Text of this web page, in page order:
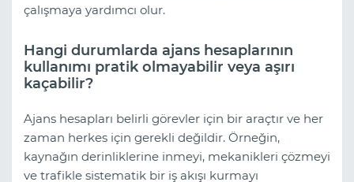
çalışmaya yardımcı olur.
Hangi durumlarda ajans hesaplarının
kullanımı pratik olmayabilir veya aşırı
kaçabilir?
Ajans hesapları belirli görevler için bir araçtır ve her
zaman herkes için gerekli değildir. Örneğin,
kaynağın derinliklerine inmeyi, mekanikleri çözmeyi
ve trafikle sistematik bir iş akışı kurmayı